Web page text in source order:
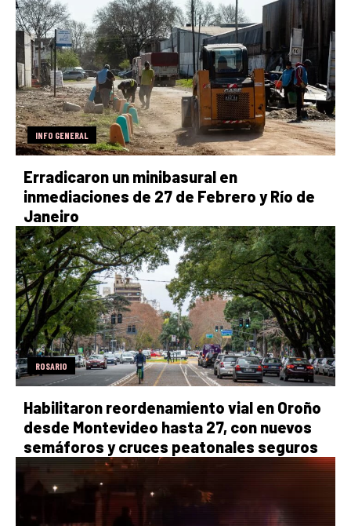
INFO GENERAL
Erradicaron un minibasural en
inmediaciones de 27 de Febrero y Río de
Janeiro
ROSARIO
Habilitaron reordenamiento vial en Oroño
desde Montevideo hasta 27, con nuevos
semáforos y cruces peatonales seguros